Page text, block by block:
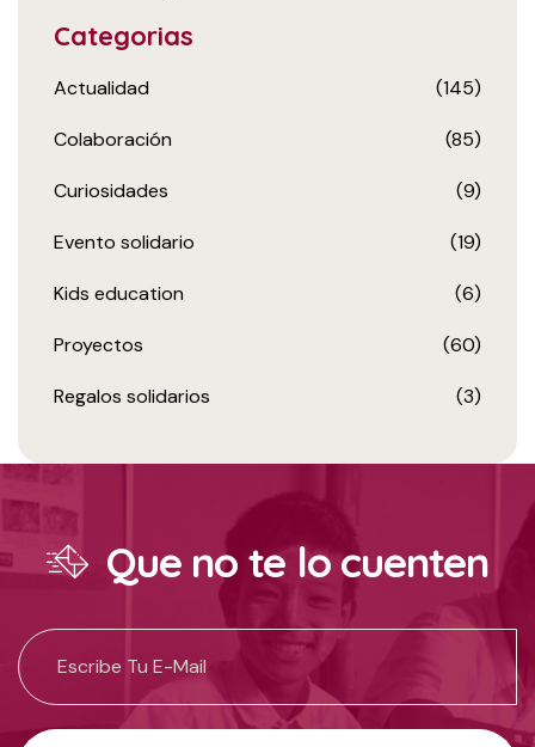
Categorias
Actualidad (145)
Colaboración (85)
Curiosidades (9)
Evento solidario (19)
Kids education (6)
Proyectos (60)
Regalos solidarios (3)
Que no te lo cuenten